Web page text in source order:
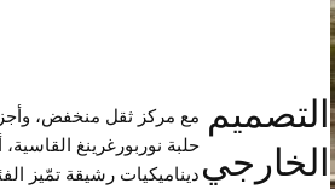
التصميم
الخارجي
مع مركز ثقل منخفض،
حلبة نوربورغرينغ
ديناميكيات رشيقة تمّيز